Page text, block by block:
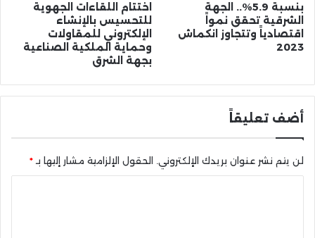
بنسبة 5.9%.. الجهة
الشرقية تحقق نمواً
اقتصادياً وتتجاوز انكماش
2023
اختتام اللقاءات الجهوية
للتحسيس بالإنشاء
الإلكتروني للمقاولات
وحماية الملكية الصناعية
بجهة الشرق
أضف تعليقاً
لن يتم نشر عنوان بريدك الإلكتروني. الحقول الإلزامية مشار إليها بـ*